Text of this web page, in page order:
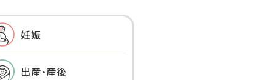
妊娠
出産・産後